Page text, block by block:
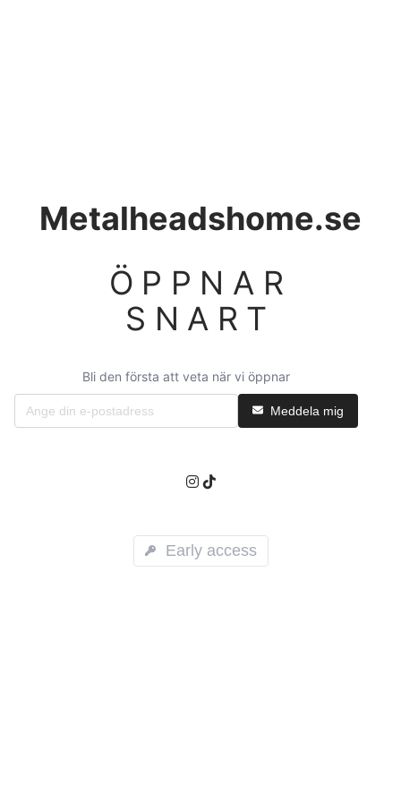
Metalheadshome.se
ÖPPNAR
SNART
Bli den första att veta när vi öppnar
Meddela mig
Early access